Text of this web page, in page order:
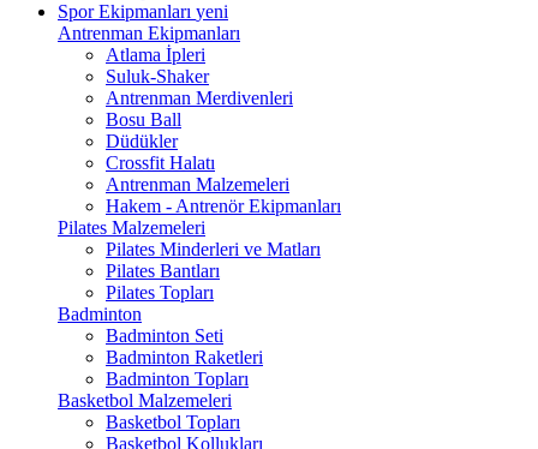
Spor Ekipmanları yeni
Antrenman Ekipmanları
Atlama İpleri
Suluk-Shaker
Antrenman Merdivenleri
Bosu Ball
Düdükler
Crossfit Halatı
Antrenman Malzemeleri
Hakem - Antrenör Ekipmanları
Pilates Malzemeleri
Pilates Minderleri ve Matları
Pilates Bantları
Pilates Topları
Badminton
Badminton Seti
Badminton Raketleri
Badminton Topları
Basketbol Malzemeleri
Basketbol Topları
Basketbol Kollukları